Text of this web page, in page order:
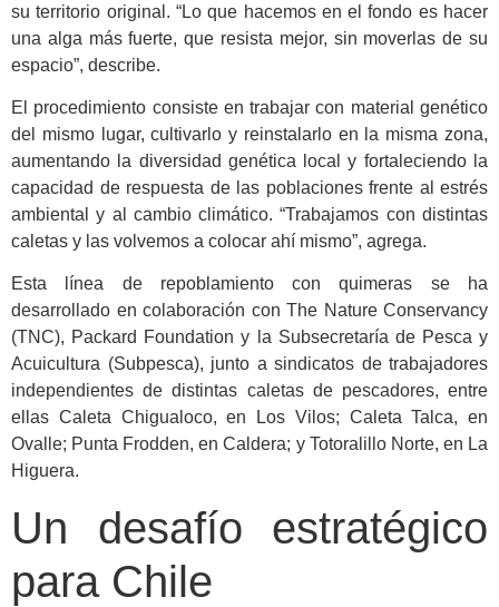
su territorio original. “Lo que hacemos en el fondo es hacer
una alga más fuerte, que resista mejor, sin moverlas de su
espacio”, describe.
El procedimiento consiste en trabajar con material genético
del mismo lugar, cultivarlo y reinstalarlo en la misma zona,
aumentando la diversidad genética local y fortaleciendo la
capacidad de respuesta de las poblaciones frente al estrés
ambiental y al cambio climático. “Trabajamos con distintas
caletas y las volvemos a colocar ahí mismo”, agrega.
Esta línea de repoblamiento con quimeras se ha
desarrollado en colaboración con The Nature Conservancy
(TNC), Packard Foundation y la Subsecretaría de Pesca y
Acuicultura (Subpesca), junto a sindicatos de trabajadores
independientes de distintas caletas de pescadores, entre
ellas Caleta Chigualoco, en Los Vilos; Caleta Talca, en
Ovalle; Punta Frodden, en Caldera; y Totoralillo Norte, en La
Higuera.
Un desafío estratégico
para Chile